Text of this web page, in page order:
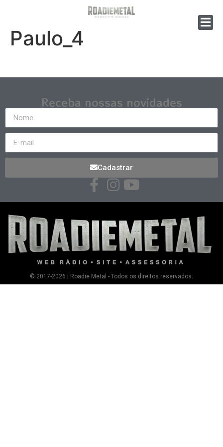
Paulo_4
Receba nossas novidades
Cadastrar
© 2017-2026 | Roadie Metal - Todos os direitos reservados.